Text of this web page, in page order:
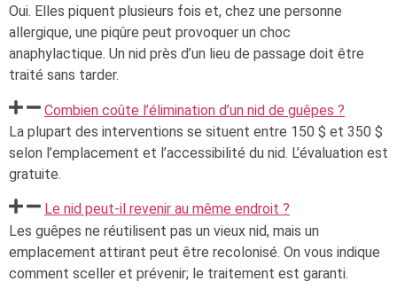
Oui. Elles piquent plusieurs fois et, chez une personne
allergique, une piqûre peut provoquer un choc
anaphylactique. Un nid près d’un lieu de passage doit être
traité sans tarder.
Combien coûte l’élimination d’un nid de guêpes ?
La plupart des interventions se situent entre 150 $ et 350 $
selon l’emplacement et l’accessibilité du nid. L’évaluation est
gratuite.
Le nid peut-il revenir au même endroit ?
Les guêpes ne réutilisent pas un vieux nid, mais un
emplacement attirant peut être recolonisé. On vous indique
comment sceller et prévenir; le traitement est garanti.